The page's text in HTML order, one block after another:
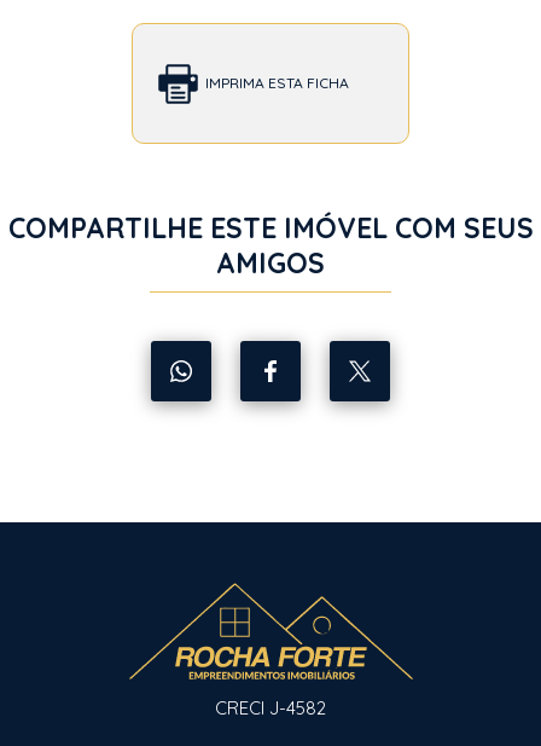
IMPRIMA ESTA FICHA
COMPARTILHE ESTE IMÓVEL COM SEUS
AMIGOS
CRECI J-4582